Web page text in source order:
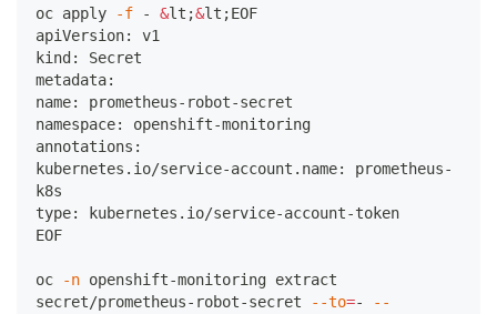
oc apply -f - &lt ;&lt ;EOF
apiVersion: v1
kind: Secret
metadata:
name: prometheus-robot-secret
namespace: openshift-monitoring
annotations:
kubernetes.io/service-account.name: prometheus-
k8s
type: kubernetes.io/service-account-token
EOF
oc -n openshift-monitoring extract
secret/prometheus-robot-secret
--to=-
--